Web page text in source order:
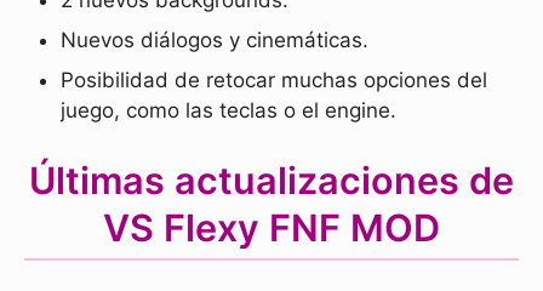
Nuevos diálogos y cinemáticas.
Posibilidad de retocar muchas opciones del
juego, como las teclas o el engine.
Últimas actualizaciones de
VS Flexy FNF MOD